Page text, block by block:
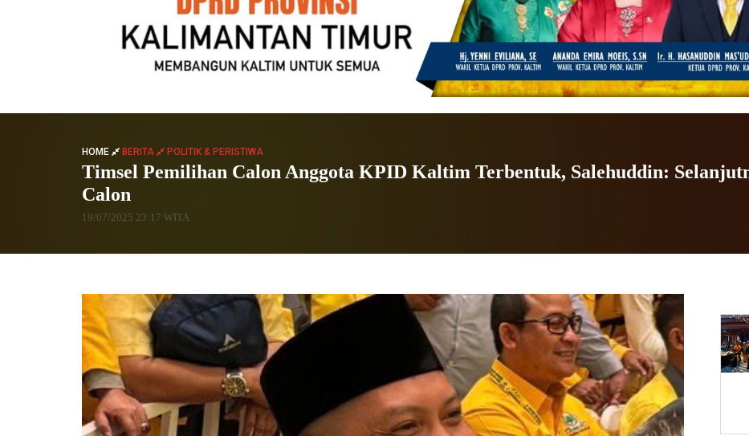
HOME BERITA POLITIK & PERISTIWA
Timsel Pemilihan Calon Anggota KPID Kaltim Terbentuk, Salehuddin:
Calon
19/07/2025 23:17 WITA